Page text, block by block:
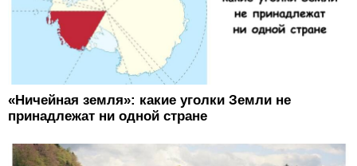
«Ничейная земля»: какие уголки Земли не
принадлежат ни одной стране